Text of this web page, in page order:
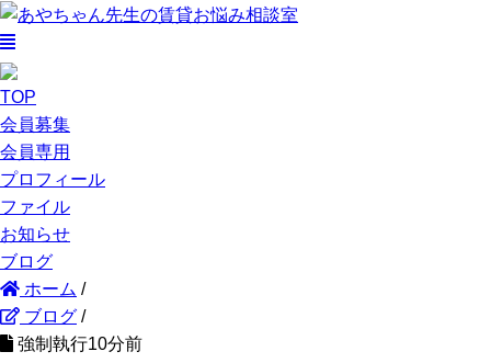
TOP
会員募集
会員専用
プロフィール
ファイル
お知らせ
ブログ
ホーム /
ブログ /
強制執行10分前